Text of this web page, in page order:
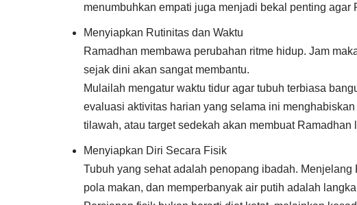
menumbuhkan empati juga menjadi bekal penting
Menyiapkan Rutinitas dan Waktu
Ramadhan membawa perubahan ritme hidup. Jam
sejak dini akan sangat membantu.
Mulailah mengatur waktu tidur agar tubuh terbiasa
evaluasi aktivitas harian yang selama ini
tilawah, atau target sedekah akan membuat Ramadhan
Menyiapkan Diri Secara Fisik
Tubuh yang sehat adalah penopang ibadah.
pola makan, dan memperbanyak air putih adalah